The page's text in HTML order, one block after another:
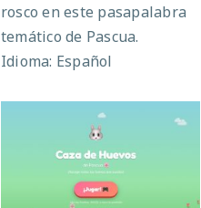
rosco en este pasapalabra
temático de Pascua.
Idioma: Español
Caza de huevos